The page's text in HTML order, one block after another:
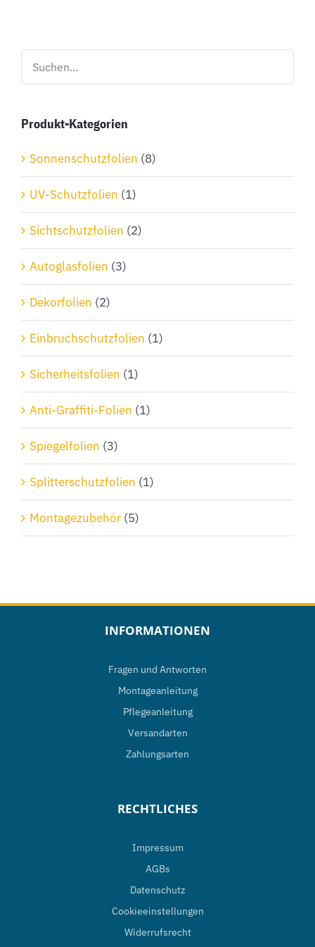
Die
können
Produktseite
gewählt
werden
Produkt-Kategorien
Sonnenschutzfolien (8)
UV-Schutzfolien (1)
Sichtschutzfolien (2)
Autoglasfolien (3)
Dekorfolien (2)
Einbruchschutzfolien (1)
Sicherheitsfolien (1)
Anti-Graffiti-Folien (1)
Spiegelfolien (3)
Splitterschutzfolien (1)
Montagezubehör (5)
INFORMATIONEN
Fragen und Antworten
Montageanleitung
Pflegeanleitung
Versandarten
Zahlungsarten
RECHTLICHES
Impressum
AGBs
Datenschutz
Cookieeinstellungen
Widerrufsrecht